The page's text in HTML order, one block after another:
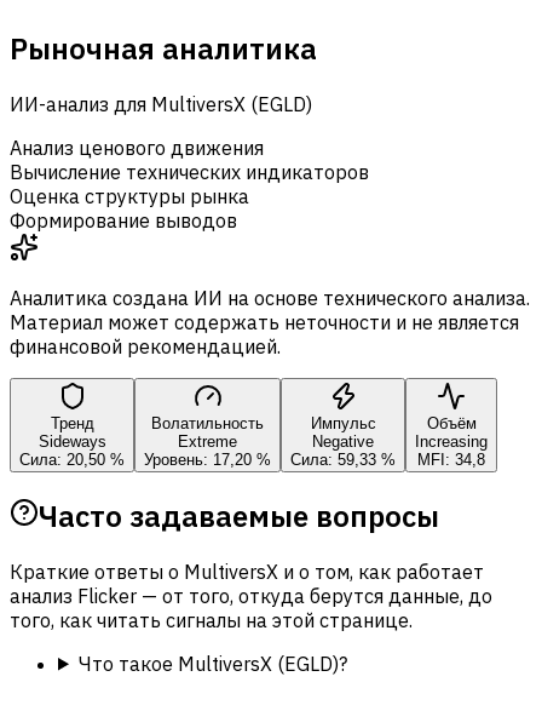
Рыночная аналитика
ИИ-анализ для MultiversX (EGLD)
Анализ ценового движения
Вычисление технических индикаторов
Оценка структуры рынка
Формирование выводов
Аналитика создана ИИ на основе технического анализа.
Материал может содержать неточности и не является
финансовой рекомендацией.
Тренд
Sideways
Сила: 20,50 %
Волатильность
Extreme
Уровень: 17,20 %
Импульс
Negative
Сила: 59,33 %
Объём
Increasing
MFI: 34,8
Часто задаваемые вопросы
Краткие ответы о MultiversX и о том, как работает
анализ Flicker — от того, откуда берутся данные, до
того, как читать сигналы на этой странице.
Что такое MultiversX (EGLD)?